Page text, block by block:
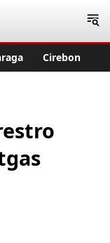
Cirebon